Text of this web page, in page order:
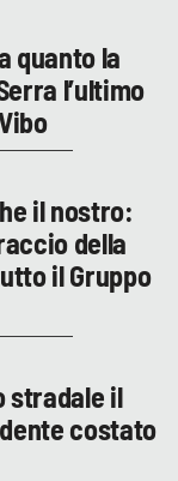
quanto la
l’ultimo
il nostro:
della
il Gruppo
stradale il
costato